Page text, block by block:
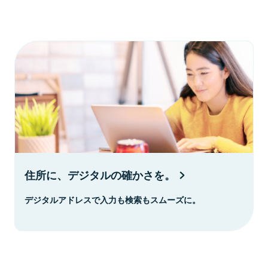
住所に、デジタルの確かさを。
デジタルアドレスで入力も検索もスムーズに。